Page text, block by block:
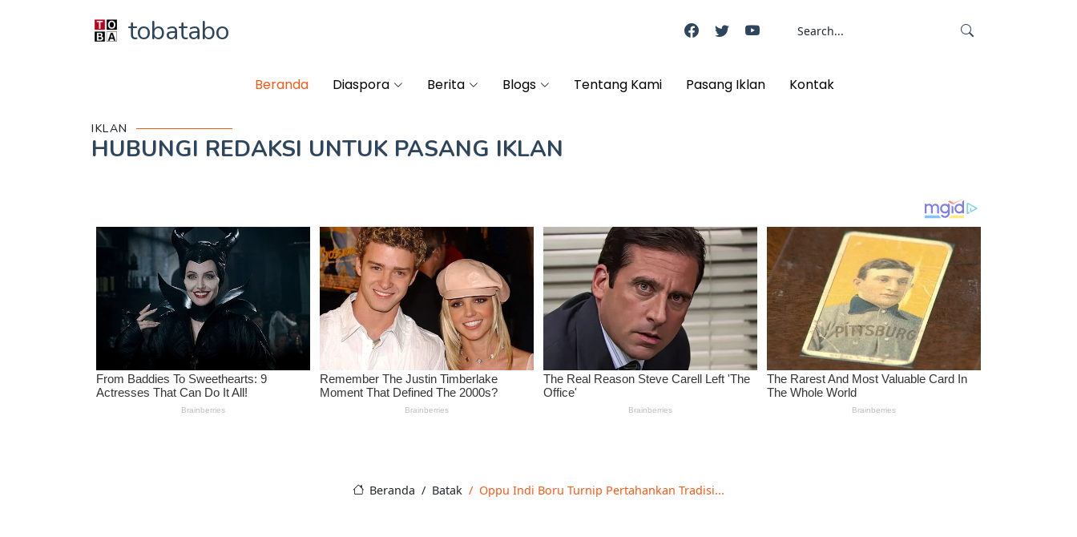
tobatabo
Beranda Diaspora Berita Blogs Tentang Kami Pasang Iklan Kontak
IKLAN
HUBUNGI REDAKSI UNTUK PASANG IKLAN
Beranda Batak Oppu Indi Boru Turnip Pertahankan Tradisi...